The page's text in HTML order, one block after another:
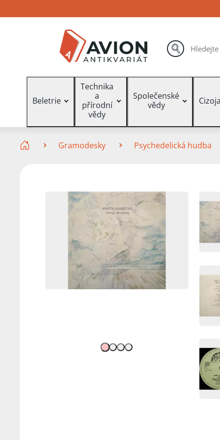
na
na
na
Vyhledávání hledat
Beletrie
Technika
a
přírodní
vědy
Společenské
vědy
Gramodesky Psychedelická hudba